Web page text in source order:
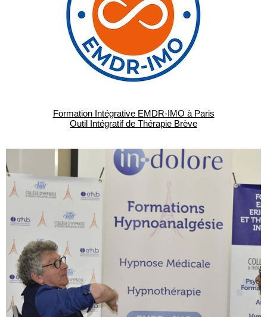
Formation Intégrative EMDR-IMO à Paris
Outil Intégratif de Thérapie Brève